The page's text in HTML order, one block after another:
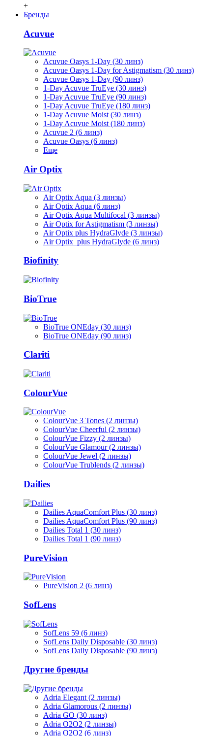
+
Бренды
Acuvue
Acuvue Oasys 1-Day (30 линз)
Acuvue Oasys 1-Day for Astigmatism (30 линз)
Acuvue Oasys 1-Day (90 линз)
1-Day Acuvue TruEye (30 линз)
1-Day Acuvue TruEye (90 линз)
1-Day Acuvue TruEye (180 линз)
1-Day Acuvue Moist (30 линз)
1-Day Acuvue Moist (180 линз)
Acuvue 2 (6 линз)
Acuvue Oasys (6 линз)
Еще
Air Optix
Air Optix Aqua (3 линзы)
Air Optix Aqua (6 линз)
Air Optix Aqua Multifocal (3 линзы)
Air Optix for Astigmatism (3 линзы)
Air Optix plus HydraGlyde (3 линзы)
Air Optix plus HydraGlyde (6 линз)
Biofinity
BioTrue
BioTrue ONEday (30 линз)
BioTrue ONEday (90 линз)
Clariti
ColourVue
ColourVue 3 Tones (2 линзы)
ColourVue Cheerful (2 линзы)
ColourVue Fizzy (2 линзы)
ColourVue Glamour (2 линзы)
ColourVue Jewel (2 линзы)
ColourVue Trublends (2 линзы)
Dailies
Dailies AquaComfort Plus (30 линз)
Dailies AquaComfort Plus (90 линз)
Dailies Total 1 (30 линз)
Dailies Total 1 (90 линз)
PureVision
PureVision 2 (6 линз)
SofLens
SofLens 59 (6 линз)
SofLens Daily Disposable (30 линз)
SofLens Daily Disposable (90 линз)
Другие бренды
Adria Elegant (2 линзы)
Adria Glamorous (2 линзы)
Adria GO (30 линз)
Adria O2O2 (2 линзы)
Adria O2O2 (6 линз)